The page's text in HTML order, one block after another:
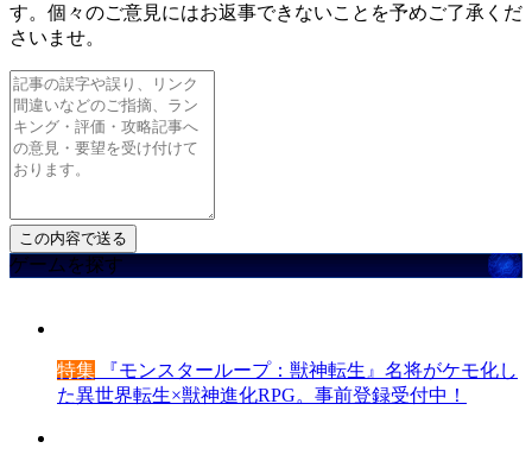
す。個々のご意見にはお返事できないことを予めご了承くだ
さいませ。
ゲームを探す
特集 『モンスターループ：獣神転生』名将がケモ化し
た異世界転生×獣神進化RPG。事前登録受付中！